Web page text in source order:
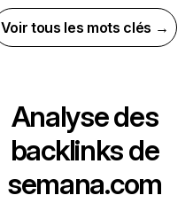
Voir tous les mots clés →
Analyse des
backlinks de
semana.com